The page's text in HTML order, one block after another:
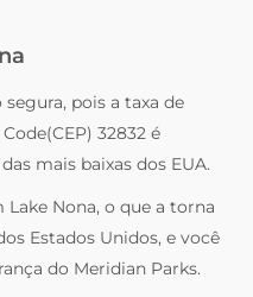
pois a taxa de
32832 é
mais baixas dos EUA.
Nona, o que a torna
Estados Unidos, e você
do Meridian Parks.